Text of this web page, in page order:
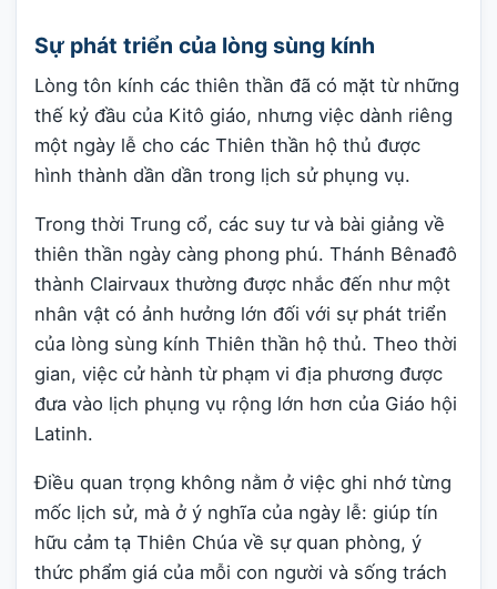
Sự phát triển của lòng sùng kính
Lòng tôn kính các thiên thần đã có mặt từ những
thế kỷ đầu của Kitô giáo, nhưng việc dành riêng
một ngày lễ cho các Thiên thần hộ thủ được
hình thành dần dần trong lịch sử phụng vụ.
Trong thời Trung cổ, các suy tư và bài giảng về
thiên thần ngày càng phong phú. Thánh Bênađô
thành Clairvaux thường được nhắc đến như một
nhân vật có ảnh hưởng lớn đối với sự phát triển
của lòng sùng kính Thiên thần hộ thủ. Theo thời
gian, việc cử hành từ phạm vi địa phương được
đưa vào lịch phụng vụ rộng lớn hơn của Giáo hội
Latinh.
Điều quan trọng không nằm ở việc ghi nhớ từng
mốc lịch sử, mà ở ý nghĩa của ngày lễ: giúp tín
hữu cảm tạ Thiên Chúa về sự quan phòng, ý
thức phẩm giá của mỗi con người và sống trách